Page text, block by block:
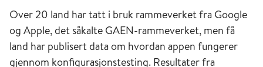
Over 20 land har tatt i bruk rammeverket fra Google
og Apple, det såkalte GAEN-rammeverket, men få
land har publisert data om hvordan appen fungerer
gjennom konfigurasjonstesting. Resultater fra